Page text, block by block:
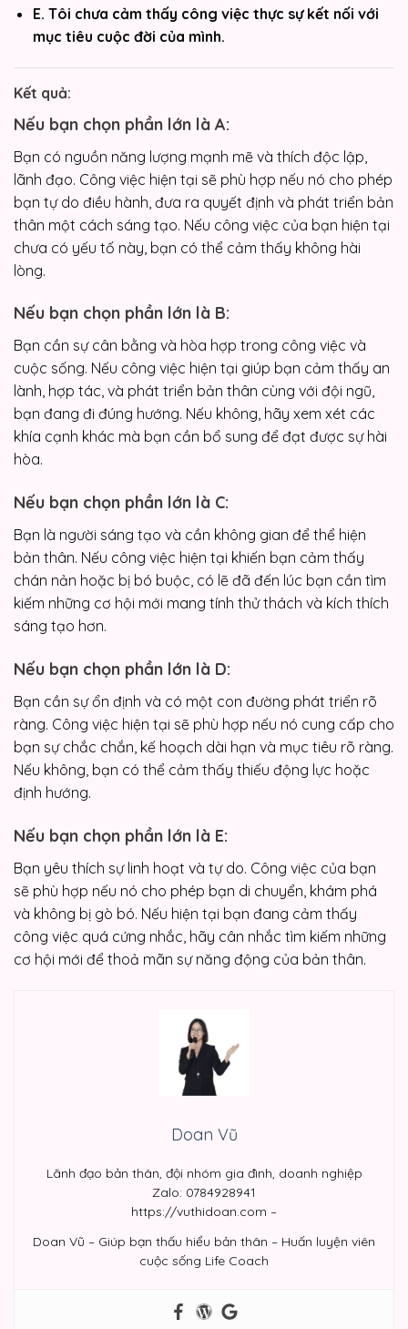
E. Tôi chưa cảm thấy công việc thực sự kết nối với
mục tiêu cuộc đời của mình.
Kết quả:
Nếu bạn chọn phần lớn là A:
Bạn có nguồn năng lượng mạnh mẽ và thích độc lập,
lãnh đạo. Công việc hiện tại sẽ phù hợp nếu nó cho phép
bạn tự do điều hành, đưa ra quyết định và phát triển bản
thân một cách sáng tạo. Nếu công việc của bạn hiện tại
chưa có yếu tố này, bạn có thể cảm thấy không hài
lòng.
Nếu bạn chọn phần lớn là B:
Bạn cần sự cân bằng và hòa hợp trong công việc và
cuộc sống. Nếu công việc hiện tại giúp bạn cảm thấy an
lành, hợp tác, và phát triển bản thân cùng với đội ngũ,
bạn đang đi đúng hướng. Nếu không, hãy xem xét các
khía cạnh khác mà bạn cần bổ sung để đạt được sự hài
hòa.
Nếu bạn chọn phần lớn là C:
Bạn là người sáng tạo và cần không gian để thể hiện
bản thân. Nếu công việc hiện tại khiến bạn cảm thấy
chán nản hoặc bị bó buộc, có lẽ đã đến lúc bạn cần tìm
kiếm những cơ hội mới mang tính thử thách và kích thích
sáng tạo hơn.
Nếu bạn chọn phần lớn là D:
Bạn cần sự ổn định và có một con đường phát triển rõ
ràng. Công việc hiện tại sẽ phù hợp nếu nó cung cấp cho
bạn sự chắc chắn, kế hoạch dài hạn và mục tiêu rõ ràng.
Nếu không, bạn có thể cảm thấy thiếu động lực hoặc
định hướng.
Nếu bạn chọn phần lớn là E:
Bạn yêu thích sự linh hoạt và tự do. Công việc của bạn
sẽ phù hợp nếu nó cho phép bạn di chuyển, khám phá
và không bị gò bó. Nếu hiện tại bạn đang cảm thấy
công việc quá cứng nhắc, hãy cân nhắc tìm kiếm những
cơ hội mới để thoả mãn sự năng động của bản thân.
Doan Vũ
Lãnh đạo bản thân, đội nhóm gia đình, doanh nghiệp
Zalo: 0784928941
https://vuthidoan.com –
Doan Vũ – Giúp bạn thấu hiểu bản thân – Huấn luyện viên
cuộc sống Life Coach